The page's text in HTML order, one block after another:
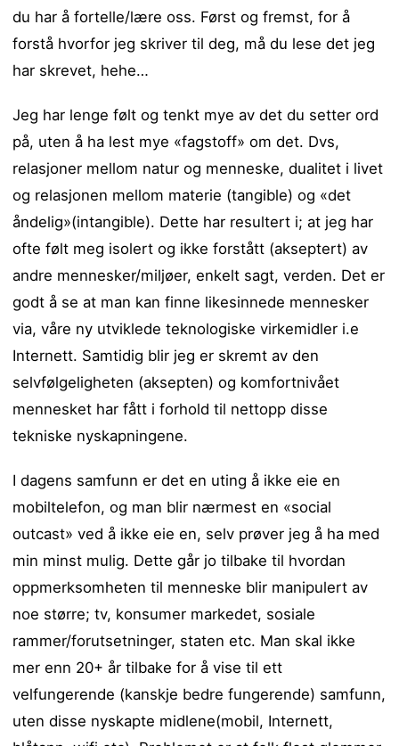
du har å fortelle/lære oss. Først og fremst, for å
forstå hvorfor jeg skriver til deg, må du lese det jeg
har skrevet, hehe…
Jeg har lenge følt og tenkt mye av det du setter ord
på, uten å ha lest mye «fagstoff» om det. Dvs,
relasjoner mellom natur og menneske, dualitet i livet
og relasjonen mellom materie (tangible) og «det
åndelig»(intangible). Dette har resultert i; at jeg har
ofte følt meg isolert og ikke forstått (akseptert) av
andre mennesker/miljøer, enkelt sagt, verden. Det er
godt å se at man kan finne likesinnede mennesker
via, våre ny utviklede teknologiske virkemidler i.e
Internett. Samtidig blir jeg er skremt av den
selvfølgeligheten (aksepten) og komfortnivået
mennesket har fått i forhold til nettopp disse
tekniske nyskapningene.
I dagens samfunn er det en uting å ikke eie en
mobiltelefon, og man blir nærmest en «social
outcast» ved å ikke eie en, selv prøver jeg å ha med
min minst mulig. Dette går jo tilbake til hvordan
oppmerksomheten til menneske blir manipulert av
noe større; tv, konsumer markedet, sosiale
rammer/forutsetninger, staten etc. Man skal ikke
mer enn 20+ år tilbake for å vise til ett
velfungerende (kanskje bedre fungerende) samfunn,
uten disse nyskapte midlene(mobil, Internett,